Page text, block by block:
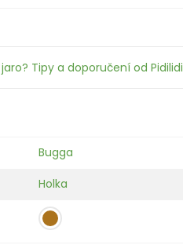
Tipy a doporučení od Pidilidi
Bugga
Holka